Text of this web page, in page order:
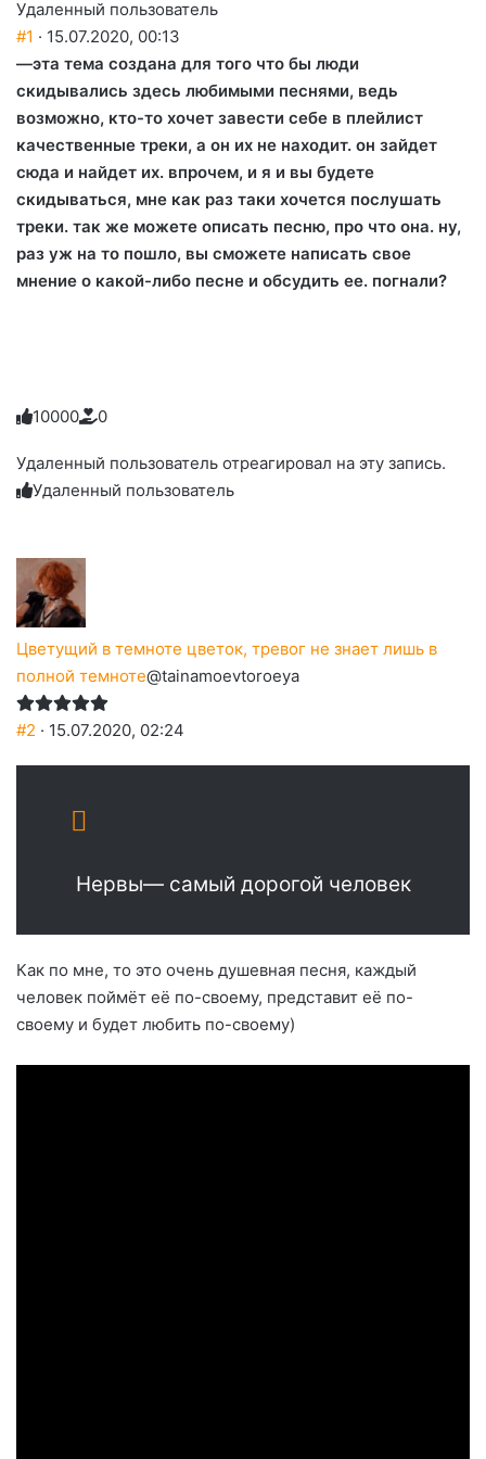
Удаленный пользователь
#1 · 15.07.2020, 00:13
—эта тема создана для того что бы люди
скидывались здесь любимыми песнями, ведь
возможно, кто-то хочет завести себе в плейлист
качественные треки, а он их не находит. он зайдет
сюда и найдет их. впрочем, и я и вы будете
скидываться, мне как раз таки хочется послушать
треки. так же можете описать песню, про что она. ну,
раз уж на то пошло, вы сможете написать свое
мнение о какой-либо песне и обсудить ее. погнали?
Голосуйте
вверх.
1
Нажмите
реакцию:
0
Нажмите
реакцию:
до
0
Нажмите
реакцию:
0
Нажмите
реакцию:
0
Нажмите
благодарю
0
Удаленный пользователь отреагировал на эту запись.
Удаленный пользователь
Цветущий в темноте цветок, тревог не знает лишь в
полной темноте@tainamoevtoroeya
#2 · 15.07.2020, 02:24
Нервы— самый дорогой человек
Как по мне, то это очень душевная песня, каждый
человек поймёт её по-своему, представит её по-
своему и будет любить по-своему)